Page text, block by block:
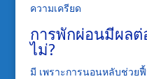
ความเครียด
การพักผ่อนมีผล
ไม่?
มี เพราะการนอนหลับช่วย